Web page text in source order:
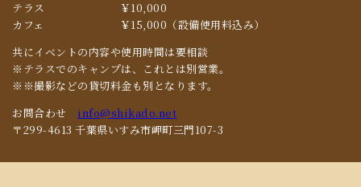
テラス
￥10,000
カフェ
￥15,000（設備使用料込み）
共にイベントの内容や使用時間は要相談
※テラスでのキャンプは、これとは別営業。
※※撮影などの貸切料金も別となります。
お問合わせ info@shikado.net
〒299-4613 千葉県いすみ市岬町三門107-3